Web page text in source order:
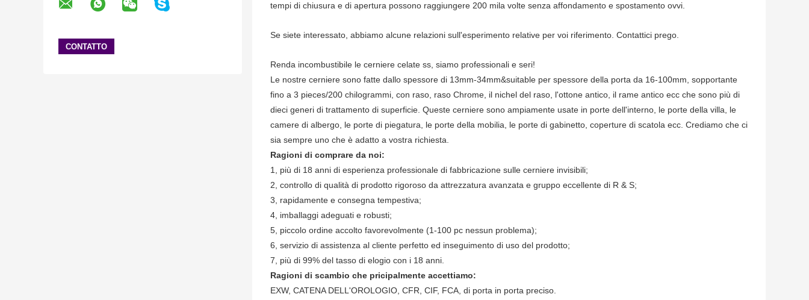
tempi di chiusura e di apertura possono raggiungere 200 mila volte senza affondamento e spostamento ovvi.
Se siete interessato, abbiamo alcune relazioni sull'esperimento relative per voi riferimento. Contattici prego.
Renda incombustibile le cerniere celate ss, siamo professionali e seri!
Le nostre cerniere sono fatte dallo spessore di 13mm-34mm&suitable per spessore della porta da 16-100mm, sopportante
fino a 3 pieces/200 chilogrammi, con raso, raso Chrome, il nichel del raso, l'ottone antico, il rame antico ecc che sono più di
dieci generi di trattamento di superficie. Queste cerniere sono ampiamente usate in porte dell'interno, le porte della villa, le
camere di albergo, le porte di piegatura, le porte della mobilia, le porte di gabinetto, coperture di scatola ecc. Crediamo che ci
sia sempre uno che è adatto a vostra richiesta.
Ragioni di comprare da noi:
1, più di 18 anni di esperienza professionale di fabbricazione sulle cerniere invisibili;
2, controllo di qualità di prodotto rigoroso da attrezzatura avanzata e gruppo eccellente di R & S;
3, rapidamente e consegna tempestiva;
4, imballaggi adeguati e robusti;
5, piccolo ordine accolto favorevolmente (1-100 pc nessun problema);
6, servizio di assistenza al cliente perfetto ed inseguimento di uso del prodotto;
7, più di 99% del tasso di elogio con i 18 anni.
Ragioni di scambio che pricipalmente accettiamo:
EXW, CATENA DELL'OROLOGIO, CFR, CIF, FCA, di porta in porta preciso.